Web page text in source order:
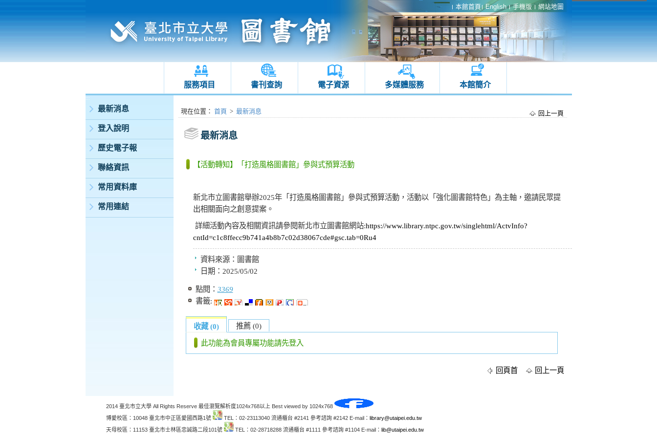
本館首頁 English 手機版 網站地圖
服務項目 書刊查詢 電子資源 多媒體服務 本館簡介
:::
最新消息
登入說明
歷史電子報
聯絡資訊
常用資料庫
常用連結
:::現在位置 ： 首頁 > 最新消息 回上一頁
最新消息
【活動轉知】「打造風格圖書館」參與式預算活動
新北市立圖書館舉辦2025年「打造風格圖書館」參與式預算活動，活動以「強化圖書館特色」為主軸，邀請民眾提
出相關面向之創意提案。
詳細活動內容及相關資訊請參閱新北市立圖書館網站:https://www.library.ntpc.gov.tw/singlehtml/ActvInfo?
cntId=c1c8ffecc9b741a4b8b7c02d38067cde#gsc.tab=0Ru4
資料來源： 圖書館
日期： 2025/05/02
點閱： 3369
書籤:
收藏 (0) 推薦 (0)
此功能為會員專屬功能請先登入
回頁首 回上一頁
2014 臺北市立大學 All Rights Reserve 最佳瀏覽解析度1024x768以上 Best viewed by 1024x768
博愛校區：10048 臺北市中正區愛國西路1號
TEL：02-23113040 流通櫃台 #2141 參考諮詢 #2142 E-mail： library@utaipei.edu.tw
天母校區：11153 臺北市士林區忠誠路二段101號
TEL：02-28718288 流通櫃台 #1111 參考諮詢 #1104 E-mail： lib@utaipei.edu.tw